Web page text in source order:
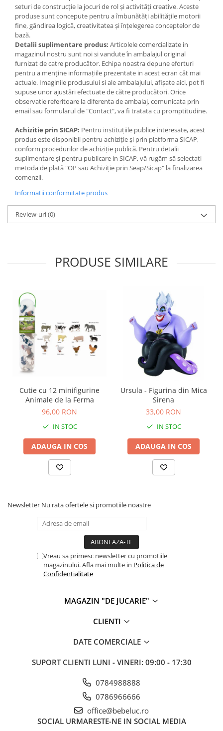
seturi de construcție la jocuri de rol și activități creative. Aceste
produse sunt concepute pentru a îmbunătăți abilitățile motorii
fine, gândirea logică, creativitatea și înțelegerea conceptelor de
bază.
Detalii suplimentare produs: Articolele comercializate in
magazinul nostru sunt noi si vandute în ambalajul original
furnizat de catre producător. Echipa noastra depune eforturi
pentru a menține informațiile prezentate in acest ecran cât mai
actuale. Imaginile produsului si ale ambalajului, afișate aici, pot fi
supuse unor ajustări efectuate de către producători. Orice
observatie referitoare la diferenta de ambalaj, comunicata prin
email sau formularul de "Contact", va fi tratata cu promptitudine.
Achizitie prin SICAP: Pentru instituțiile publice interesate, acest
produs este disponibil pentru achiziție și prin platforma SICAP,
conform procedurilor de achiziție publică. Pentru detalii
suplimentare și pentru publicare in SICAP, vă rugăm să selectati
metoda de plată "OP sau Achiziție prin Seap/Sicap" la finalizarea
comenzii.
Informatii conformitate produs
Review-uri(0)
PRODUSE SIMILARE
Cutie cu 12 minifigurine
Animale de la Ferma
96,00 RON
IN STOC
ADAUGA IN COS
Ursula - Figurina din Mica
Sirena
33,00 RON
IN STOC
ADAUGA IN COS
Newsletter Nu rata ofertele si promotiile noastre
Vreau sa primesc newsletter cu promotiile
magazinului. Afla mai multe in Politica de
Confidentialitate
MAGAZIN "DE JUCARIE"
CLIENTI
DATE COMERCIALE
SUPORT CLIENTI LUNI - VINERI: 09:00 - 17:30
0784988888
0786966666
office@bebeluc.ro
SOCIAL URMARESTE-NE IN SOCIAL MEDIA